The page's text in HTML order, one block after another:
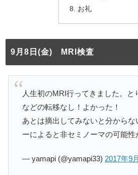
お礼
9月8日(金) MRI検査
人生初のMRI行ってきました。と
などの転移なし！よかった！
あとは摘出してみないと分からな
ーによると非セミノーマの可能
— yamapi (@yamapi33) 2017年9